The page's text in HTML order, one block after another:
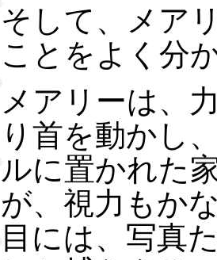
そして、メア
ことをよく分
メアリーは、
り首を動かし
ルに置かれた
が、視力もか
目には、写真